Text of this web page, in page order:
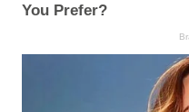
You Prefer?